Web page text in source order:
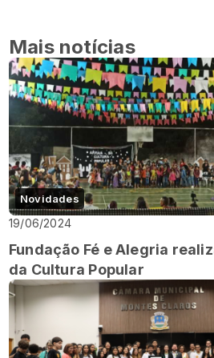
Mais notícias
Novidades
19/06/2024
Fundação Fé e Alegria
da Cultura Popular